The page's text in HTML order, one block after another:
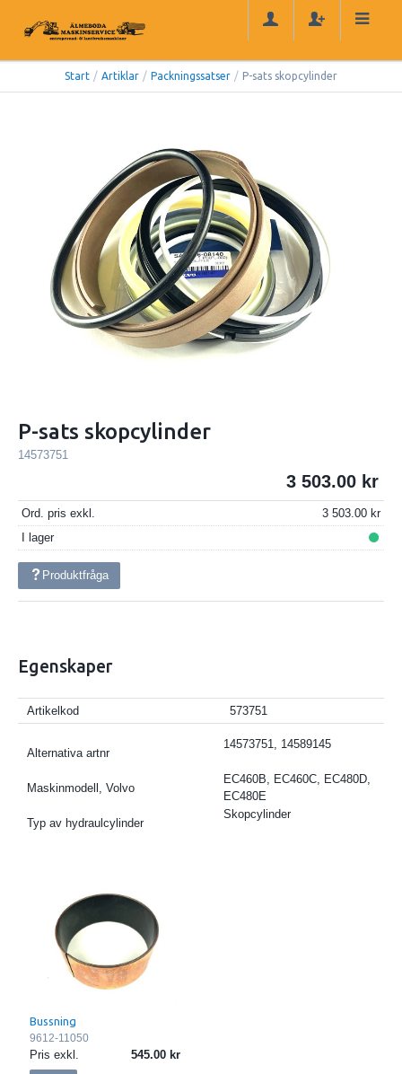
Start / Artiklar / Packningssatser / P-sats skopcylinder
P-sats skopcylinder
14573751
3 503.00
Ord. pris exkl.
3 503.00
I lager
Produktfråga
Egenskaper
Artikelkod 573751
Alternativa artnr
14573751, 14589145
Maskinmodell, Volvo
EC460B, EC460C, EC480D,
EC480E
Typ av hydraulcylinder
Skopcylinder
Bussning
9612-11050
Pris exkl. 545.00